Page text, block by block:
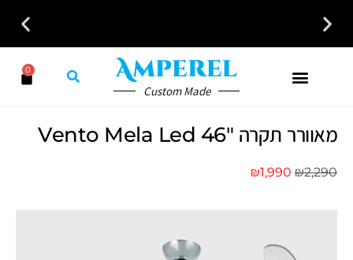
לקבלת ייעוץ חינם חייגו עכשיו - 058-7401300
Custom Made
0
מאוורר תקרה Vento Mela Led 46″
₪2,290
₪1,990